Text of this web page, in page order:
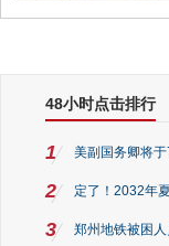
48小时点击排行
1 美副国务卿将
2 定了！2032年
3 郑州地铁被困